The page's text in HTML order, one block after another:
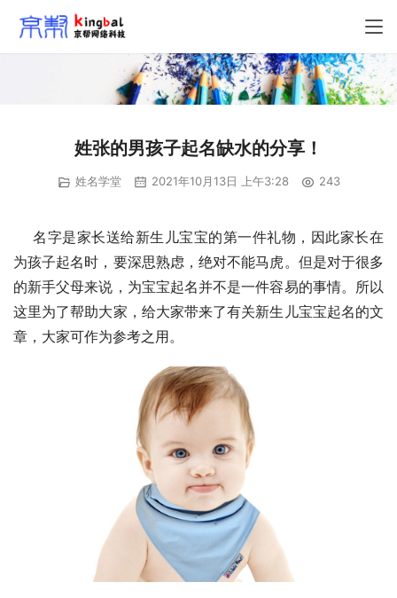
姓张的男孩子起名缺水的分享！
姓名学堂 2021年10月13日 上午3:28 243
为孩子起名时，要深思熟虑，绝对不能马虎。但是对于很多
的新手父母来说，为宝宝起名并不是一件容易的事情。所以
这里为了帮助大家，给大家带来了有关新生儿宝宝起名的文
章，大家可作为参考之用。